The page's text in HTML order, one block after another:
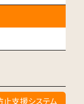
支援システム